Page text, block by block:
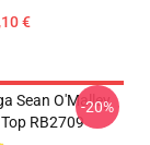
€
Sean O'Malley
RB2709
-20%